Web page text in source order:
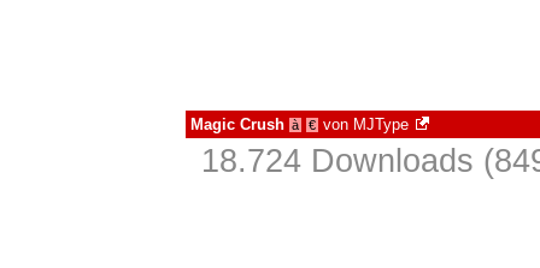
Magic Crush à € von MJType
18.724 Downloads